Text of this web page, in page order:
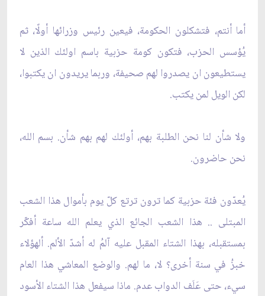
أما أنتم، فتشكلون الحكومة، فيعين رئيس وزرائها أولًا، ثم
يُؤسس الحزب، فتكون كومة حزبية باسم اولئك الذين لا
يستطيعون ان يصدروا لهم صحيفة، وربما يريدون ان يكتبوا،
لكن الويل لمن يكتب.
ولا شأن لنا نحن الطلبة بهم، أولئك لهم بهم شأن. بسم الله،
نحن حاضرون.
يُعدّون فئة حزبية كما ترون ترتع كلّ يوم بأموال هذا الشعب
المبتلى .. هذا الشعب الجائع الذي يعلم الله ساعة أفكّر
بمستقبله، بهذا الشتاء المقبل عليه آلمُ له أشدّ الألم. ألهؤلاء
خبزُ في سنة أخرى؟ لا، ما لهم. والوضع المعاشي هذا العام
سي‏ء، حتى عَلَف الدواب عدم. ماذا سيفعل هذا الشتاء الأسود